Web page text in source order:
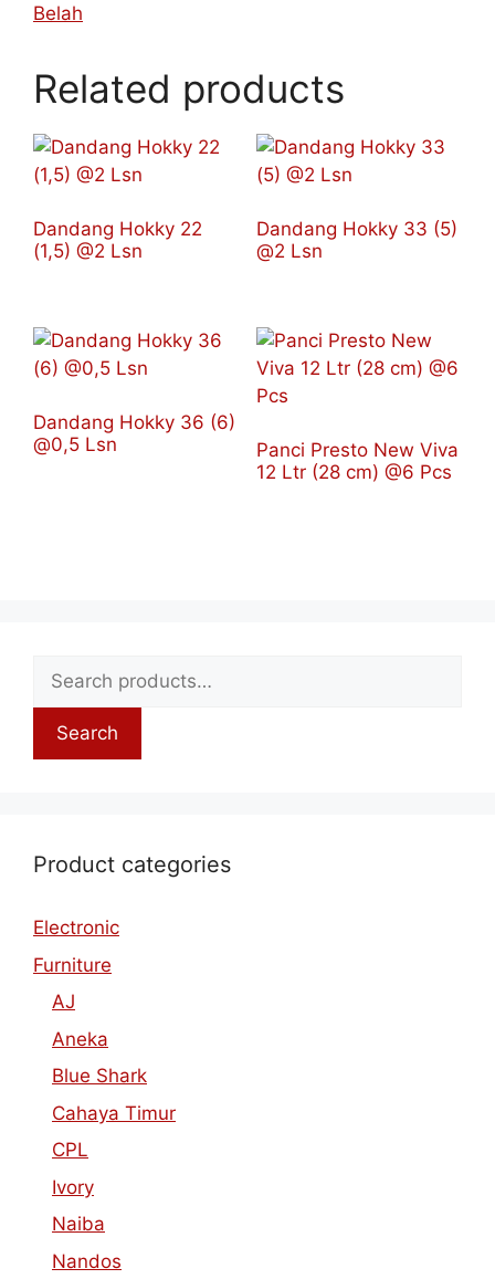
Belah
Related products
Dandang Hokky 22
(1,5) @2 Lsn
Dandang Hokky 33 (5)
@2 Lsn
Dandang Hokky 36 (6)
@0,5 Lsn
Panci Presto New Viva
12 Ltr (28 cm) @6 Pcs
Search
Product categories
Electronic
Furniture
AJ
Aneka
Blue Shark
Cahaya Timur
CPL
Ivory
Naiba
Nandos